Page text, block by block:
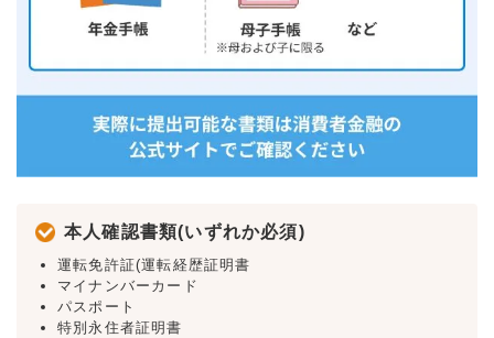
本人確認書類(いずれか必須)
運転免許証(運転経歴証明書
マイナンバーカード
パスポート
特別永住者証明書